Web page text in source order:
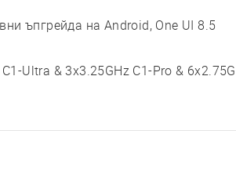
ъпгрейда на Android, One UI 8.5
Ultra & 3x3.25GHz C1-Pro &